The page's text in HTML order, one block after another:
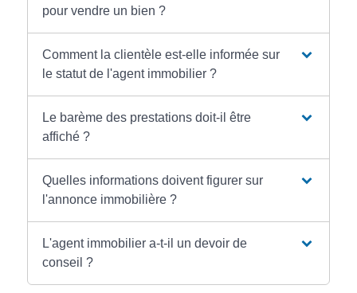
pour vendre un bien ?
Comment la clientèle est-elle informée sur
le statut de l'agent immobilier ?
Le barème des prestations doit-il être
affiché ?
Quelles informations doivent figurer sur
l'annonce immobilière ?
L'agent immobilier a-t-il un devoir de
conseil ?